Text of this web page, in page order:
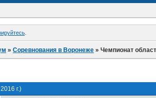
.
»Соревнования в Воронеже »Чемпионат
г.)